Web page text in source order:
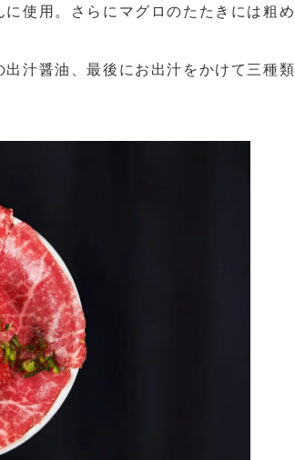
使用。さらにマグロのたたきには粗め
汁醤油、最後にお出汁をかけて三種類